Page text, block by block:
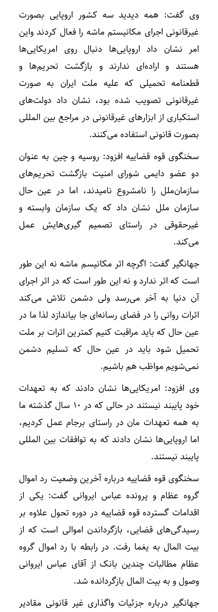
وی گفت: همه دیدید سه کشور اروپایی بصورت
غیرقانونی اجرای مکانیستم ماشه را فعال کردند واین
امر نشان داد اروپایی‌ها دنبال روی امریکایی‌ها
هستند و اراده‌ای ندارند و بازگشت تحریم‌ها و
قطعنامه تحمیلی که علیه ملت ایران به صورت
غیرقانونی تصویب شده بود، نشان داد دولت‌های
استکباری از ابزار‌های غیرقانونی در مراجع بین المللی
بصورت قانونی استفاده می‌کنند.
سخنگوی قوه قضاییه افزود: روسیه و چین به عنوان
دو عضو دایمی شورای امنیت بازگشت تحریم‌های
سازمان‌ملل را نامشروع نامیدند، اما در عین حال
سازمان ملل نشان داد که یک سازمان وابسته و
غیرحقوقی در راستای تصمیم گیری‌هایش عمل
می‌کند.
جهانگیر گفت: اگرچه اثر مکانیسم ماشه نه این طور
است که اثر ندارد و نه این طور است که در اثر اجرای
آن دنیا به آخر می‌رسد ولی دشمن تلاش می‌کند
اثرات روانی را در فضای رسانه‌ای جا بیاندازد لذا ما در
عین حال که باید مراقبت کنیم کمترین اثرات بر ملت
تحمیل شود باید در عین حال که تسلیم دشمن
نمی‌شویم مواظب هم باشیم.
وی افزود: امریکایی‌ها نشان دادند که به تعهدات
خود پایبند نیستند در حالی که در ۱۰ سال گذشته ما
به همه تعهدات مان در راستای برجام عمل کردیم،
اما اروپایی‌ها نشان دادند که به توافقات بین المللی
پایبند نیستند.
سخنگوی قوه قضاییه درباره آخرین وضعیت رد اموال
گروه عظام و پرونده عباس ایروانی گفت: یکی از
اقدامات گسترده قوه قضاییه در دوره تحول علاوه بر
رسیدگی‌های قضایی، بازگرداندن اموالی است که از
بیت المال به یغما رفت. در رابطه با رد اموال گروه
عظام مطالبات چندین بانک از آقای عباس ایروانی
وصول و به بیت المال بازگردانده شد.
جهانگیر درباره جزئیات واگذاری غیر قانونی مقادیر